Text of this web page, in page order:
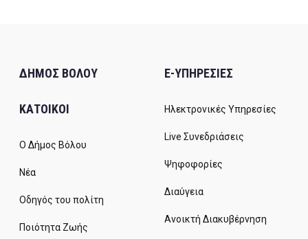
ΔΗΜΟΣ ΒΟΛΟΥ
ΚΑΤΟΙΚΟΙ
Ο Δήμος Βόλου
Νέα
Οδηγός του πολίτη
Ποιότητα Ζωής
E-ΥΠΗΡΕΣΙΕΣ
Ηλεκτρονικές Υπηρεσίες
Live Συνεδριάσεις
Ψηφοφορίες
Διαύγεια
Ανοικτή Διακυβέρνηση